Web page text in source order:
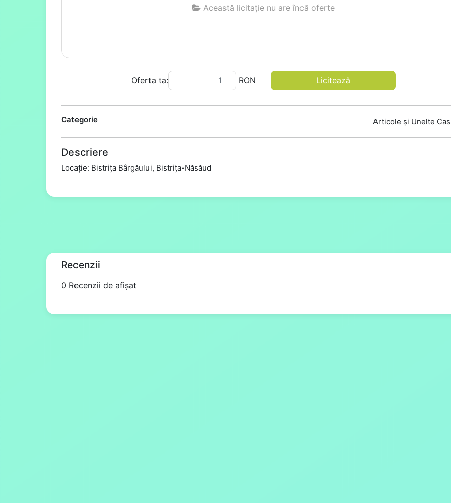
Această licitație nu are încă oferte
Oferta ta: RON Licitează
Categorie Articole și Unelte
Descriere
Locație: Bistrița Bârgăului, Bistrița-Năsăud
Recenzii
0 Recenzii de afișat